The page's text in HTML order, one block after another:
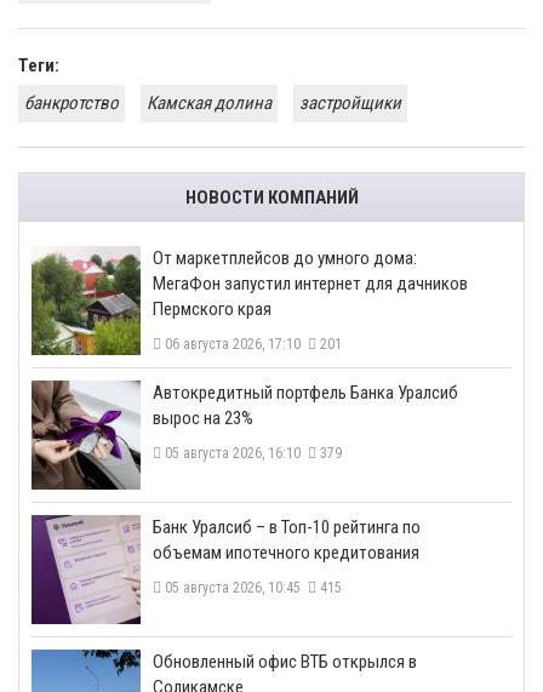
Теги:
банкротство
Камская долина застройщики
НОВОСТИ КОМПАНИЙ
От маркетплейсов до умного дома:
МегаФон запустил интернет для дачников
Пермского края
06 августа 2026, 17:10 201
​Автокредитный портфель Банка Уралсиб
вырос на 23%
05 августа 2026, 16:10 379
​Банк Уралсиб – в Топ-10 рейтинга по
объемам ипотечного кредитования
05 августа 2026, 10:45 415
​Обновленный офис ВТБ открылся в
Соликамске